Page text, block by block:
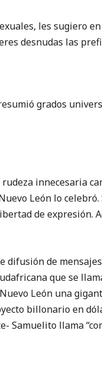
les sugiero
desnudas las
grados
innecesaria
León lo
de expresión.
de
que se
León una
billonario en
Samuelito llama